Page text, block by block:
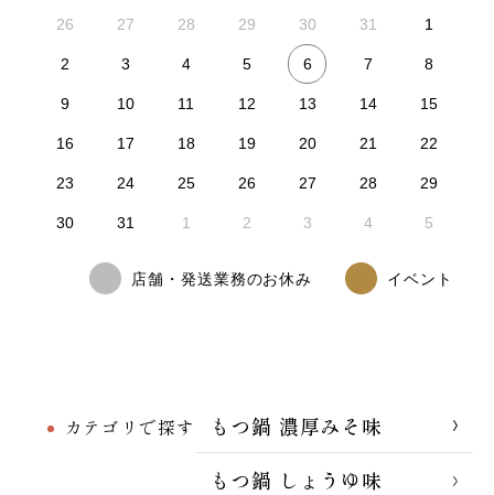
カテゴリで探す
もつ鍋 濃厚みそ味
もつ鍋 しょうゆ味
26 27 28 29 30 31 1
2 3 4 5 6 7 8
9 10 11 12 13 14 15
16 17 18 19 20 21 22
23 24 25 26 27 28 29
30 31 1 2 3 4 5
店舗・発送業務のお休み イベント